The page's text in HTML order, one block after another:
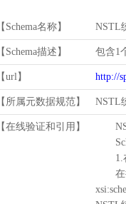
【Schema名称】 NSTL
【Schema描述】 包含1
【url】 http://
【所属元数据规范】 NSTL
【在线验证和引用】
1.
在待